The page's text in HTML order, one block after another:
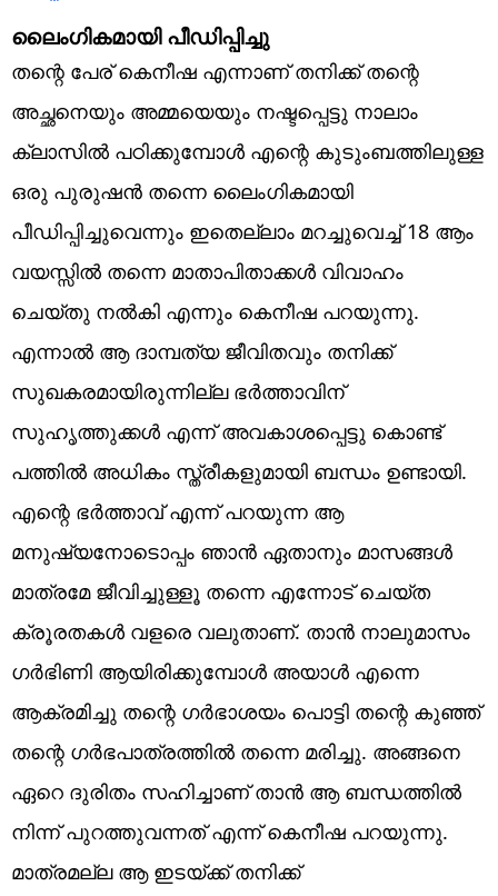
ലൈംഗികമായി പീഡിപ്പിച്ചു
തന്റെ പേര് കെനീഷ എന്നാണ് തനിക്ക് തന്റെ
അച്ഛനെയും അമ്മയെയും നഷ്ടപ്പെട്ടു നാലാം
ക്ലാസിൽ പഠിക്കുമ്പോൾ എന്റെ കുടുംബത്തിലുള്ള
ഒരു പുരുഷൻ തന്നെ ലൈംഗികമായി
പീഡിപ്പിച്ചുവെന്നും ഇതെല്ലാം മറച്ചുവെച്ച് 18 ആം
വയസ്സിൽ തന്നെ മാതാപിതാക്കൾ വിവാഹം
ചെയ്തു നൽകി എന്നും കെനീഷ പറയുന്നു.
എന്നാൽ ആ ദാമ്പത്യ ജീവിതവും തനിക്ക്
സുഖകരമായിരുന്നില്ല ഭർത്താവിന്
സുഹൃത്തുക്കൾ എന്ന് അവകാശപ്പെട്ടു കൊണ്ട്
പത്തിൽ അധികം സ്ത്രീകളുമായി ബന്ധം ഉണ്ടായി.
എന്റെ ഭർത്താവ് എന്ന് പറയുന്ന ആ
മനുഷ്യനോടൊപ്പം ഞാൻ ഏതാനും മാസങ്ങൾ
മാത്രമേ ജീവിച്ചുള്ളൂ തന്നെ എന്നോട് ചെയ്ത
ക്രൂരതകൾ വളരെ വലുതാണ്. താൻ നാലുമാസം
ഗർഭിണി ആയിരിക്കുമ്പോൾ അയാൾ എന്നെ
ആക്രമിച്ചു തന്റെ ഗർഭാശയം പൊട്ടി തന്റെ കുഞ്ഞ്
തന്റെ ഗർഭപാത്രത്തിൽ തന്നെ മരിച്ചു. അങ്ങനെ
ഏറെ ദുരിതം സഹിച്ചാണ് താൻ ആ ബന്ധത്തിൽ
നിന്ന് പുറത്തുവന്നത് എന്ന് കെനീഷ പറയുന്നു.
മാത്രമല്ല ആ ഇടയ്ക്ക് തനിക്ക്